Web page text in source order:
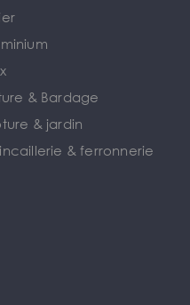
& Bardage
& jardin
& ferronnerie